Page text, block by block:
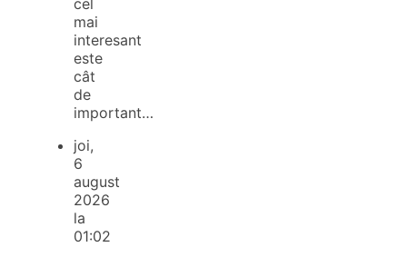
cel
mai
interesant
este
cât
de
important…
joi,
6
august
2026
la
01:02